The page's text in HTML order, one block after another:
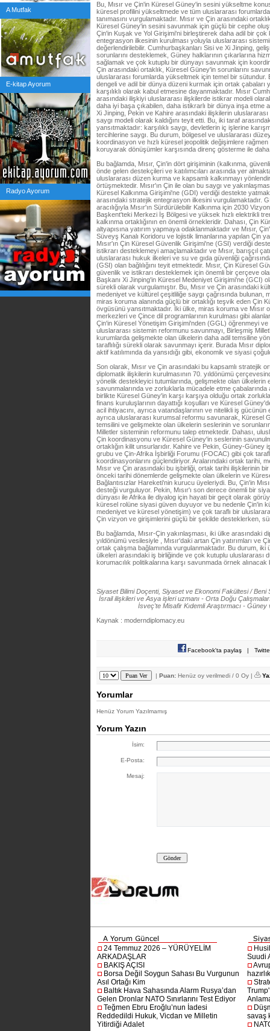
A Mutfak
E-kitap Ayorum
Radyo Ayorum
Bu, Mısır ve Çin'in Küresel Güney'in sesini yükseltme
küresel profilini yükseltmede ve tüm uluslararası
tanımasını vurgulamaktadır. Mısır ve Çin arasındaki
Küresel Güney'in sesini savunmak için güçlü bir cephe
Çin'in Kuşak ve Yol Girişimi'ni birleştirerek daha adil bir
entegrasyon ilkesinin kurulması yoluyla uluslararası
değerlendirilebilir. Cumhurbaşkanları Sisi ve Xi Jinping,
sorunlarını desteklemek, Güney halklarının çıkarlarına
sağlamak ve çok kutuplu bir dünyayı savunmak için
Çin arasındaki ortaklık, Küresel Güney'in sorunlarını
uluslararası forumlarda yükseltmek için temel bir sütundur.
dengeli ve adil bir dünya düzeni kurmak için ortak çabaları
karşılıklı olarak kabul etmesine dayanmaktadır. Mısır
arasındaki ilişkiyi uluslararası ilişkilerde istikrar modeli
daha iyi başa çıkabilen, daha istikrarlı bir dünya inşa etme
Xi Jinping, Pekin ve Kahire arasındaki ilişkilerin uluslararası
saygı modeli olarak kaldığını teyit etti. Bu, iki taraf
yansıtmaktadır: karşılıklı saygı, devletlerin iç işlerine
tercihlerine saygı. Bu durum, bölgesel ve uluslararası
koordinasyon ve hızlı küresel jeopolitik değişimlere
koruyarak dönüşümler karşısında direnç gösterme ile daha
Bu bağlamda, Mısır, Çin'in dört girişiminin (kalkınma,
önde gelen destekçileri ve katılımcıları arasında yer
uluslararası düzen kurma ve kapsamlı kalkınmayı
örtüşmektedir. Mısır'ın Çin ile olan bu saygı ve
Küresel Kalkınma Girişimi'ne (GDI) verdiği destekte
arasındaki stratejik entegrasyon ilkesini vurgulamaktadır.
aracılığıyla Mısır'ın Sürdürülebilir Kalkınma için 2030
Başkent'teki Merkezi İş Bölgesi ve yüksek hızlı elektrikli
kalkınma ortaklığının en önemli örnekleridir. Dahası, Çin
altyapısına yatırım yapmaya odaklanmaktadır ve Mısır,
Süveyş Kanalı Koridoru ve lojistik limanlarına yapılan Çin
Mısır'ın Çin Küresel Güvenlik Girişimi'ne (GSI) verdiği
istikrarı desteklemeyi amaçlamaktadır ve Mısır, barışçıl
uluslararası hukuk ilkeleri ve su ve gıda güvenliği
(GSI) olan bağlılığını teyit etmektedir. Mısır, Çin Küresel
güvenlik ve istikrarı desteklemek için önemli bir çerçeve
Başkanı Xi Jinping'in Küresel Medeniyet Girişimi'ne (GCI)
sürekli olarak vurgulamıştır. Bu, Mısır ve Çin arasındaki
medeniyet ve kültürel çeşitliliğe saygı çağrısında bulunan,
miras koruma alanında güçlü bir ortaklığı teşvik eden Çin
övgüsünü yansıtmaktadır. İki ülke, miras koruma ve Mısır
merkezleri ve Çince dil programlarının kurulması gibi
Çin'in Küresel Yönetişim Girişimi'nden (GGL) öğrenmeyi
uluslararası sistemin reformunu savunmayı, Birleşmiş
kurumlarda gelişmekte olan ülkelerin daha adil temsiline
taraflılığı sürekli olarak savunmayı içerir. Burada Mısır
aktif katılımında da yansıdığı gibi, ekonomik ve siyasi
Son olarak, Mısır ve Çin arasındaki bu kapsamlı stratejik
diplomatik ilişkilerin kurulmasının 70. yıldönümü
yönelik destekleyici tutumlarında, gelişmekte olan ülkelerin
savunmalarında ve zorluklarla mücadele etme
birlikte Küresel Güney'in karşı karşıya olduğu ortak
finans kuruluşlarının dayattığı koşulları ve Küresel
acil ihtiyacını, ayrıca vatandaşlarının ve nitelikli iş gücünün
ayrıca uluslararası kurumsal reformu savunarak, Küresel
temsilini ve gelişmekte olan ülkelerin seslerinin ve
Milletler sisteminin reformunu talep etmektedir. Dahası,
Çin koordinasyonu ve Küresel Güney'in seslerinin
ortaklığın kilit unsurlarıdır. Kahire ve Pekin, Güney-Güney
grubu ve Çin-Afrika İşbirliği Forumu (FOCAC) gibi çok
koordinasyonlarını güçlendiriyor. Aralarındaki ortak tarihi,
Mısır ve Çin arasındaki bu işbirliği, ortak tarihi ilişkilerinin
önceki tarihi dönemlerde gelişmekte olan ülkelerin ve
Bağlantısızlar Hareketi'nin kurucu üyeleriydi. Bu, Çin'in
desteği vurguluyor. Pekin, Mısır'ı son derece önemli bir
dünyası ile Afrika ile diyalog için hayati bir geçit olarak
küresel rolüne siyasi güven duyuyor ve bu nedenle Çin'in
medeniyet ve küresel yönetişim) ve çok taraflı bir
Çin vizyon ve girişimlerini güçlü bir şekilde desteklerken,
Bu bağlamda, Mısır-Çin yakınlaşması, iki ülke arasındaki
yıldönümü vesilesiyle , Mısır'daki artan Çin yatırımları ve
ortak çalışma bağlamında vurgulanmaktadır. Bu durum, iki
ülkeleri arasındaki iş birliğinde ve çok kutuplu uluslararası
korumacılık politikalarına karşı savunmada örnek
Siyaset Bilimi Doçenti, Siyaset ve Ekonomi Fakültesi / Beni
İsrail ilişkileri ve Asya işleri uzmanı - Orta Doğu
İsveç'te Misafir Kıdemli Araştırmacı -
Kaynak : moderndiplomacy.eu
Facebook'ta paylaş |
| Puan: Henüz oy verilmedi / 0 Oy |
Yorumlar
Henüz Yorum Yazılmamış
Yorum Yazın
İsim:
E-Posta:
Mesaj:
24 Temmuz 2026 – YÜRÜYELİM
ARKADAŞLAR
BAKIŞ AÇISI
Borsa Değil Soygun Sahası Bu Vurgunun
Asıl Ortağı Kim
Baltık Hava Sahasında Alarm Rusya’dan
Gelen Dronlar NATO Sınırlarını Test Ediyor
Teğmen Ebru Eroğlu’nun İadesi
Reddedildi Hukuk, Vicdan ve Milletin
Yitirdiği Adalet
Suudi
savaş